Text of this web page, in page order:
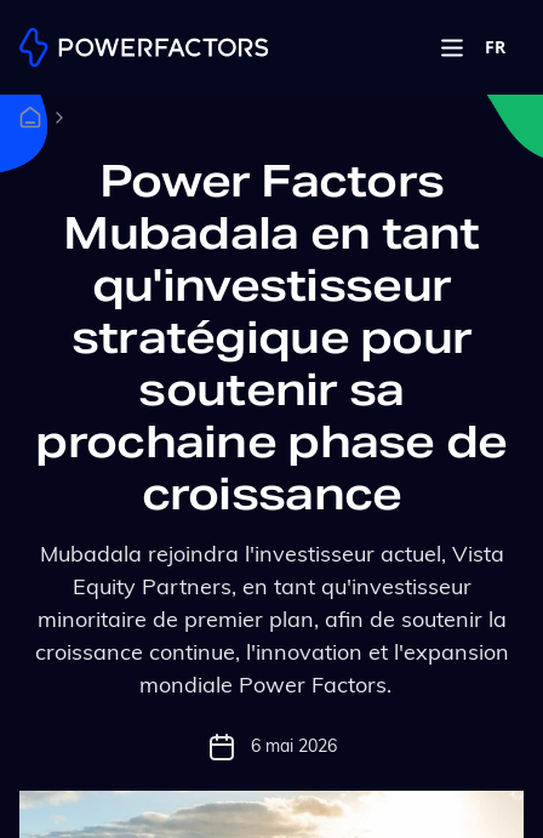
FR
Power Factors
Mubadala en tant
qu'investisseur
stratégique pour
soutenir sa
prochaine phase de
croissance
Mubadala rejoindra l'investisseur actuel, Vista
Equity Partners, en tant qu'investisseur
minoritaire de premier plan, afin de soutenir la
croissance continue, l'innovation et l'expansion
mondiale Power Factors.
6 mai 2026